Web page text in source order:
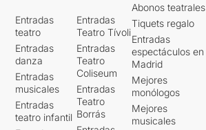
Entradas
teatro
Entradas
danza
Entradas
musicales
Entradas
teatro infantil
Entradas
Teatro Tívoli
Entradas
Teatro
Coliseum
Entradas
Teatro
Borrás
Abonos teatrales
Tiquets regalo
Entradas
espectáculos en
Madrid
Mejores
monólogos
Mejores
musicales